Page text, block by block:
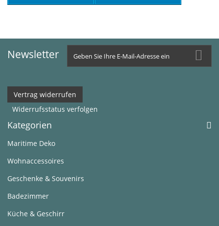
Newsletter
Vertrag widerrufen
Widerrufsstatus verfolgen
Kategorien
Maritime Deko
Wohnaccessoires
Geschenke & Souvenirs
Badezimmer
Küche & Geschirr